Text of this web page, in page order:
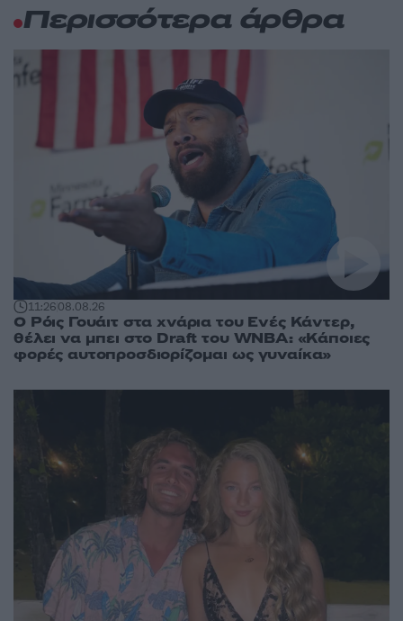
Περισσότερα άρθρα
11:2608.08.26
Ο Ρόις Γουάιτ στα χνάρια του Ενές Κάντερ,
θέλει να μπει στο Draft του WNBA: «Κάποιες
φορές αυτοπροσδιορίζομαι ως γυναίκα»